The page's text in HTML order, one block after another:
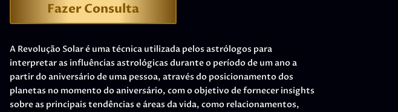
Fazer Consulta
A Revolução Solar é uma técnica utilizada pelos astrólogos para
interpretar as influências astrológicas durante o período de um ano a
partir do aniversário de uma pessoa, através do posicionamento dos
planetas no momento do aniversário, com o objetivo de fornecer insights
sobre as principais tendências e áreas da vida, como relacionamentos,